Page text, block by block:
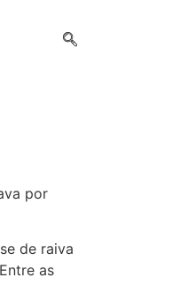
por
de raiva
as